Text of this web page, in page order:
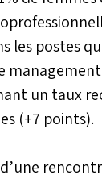
les postes
un taux
(+7 points).